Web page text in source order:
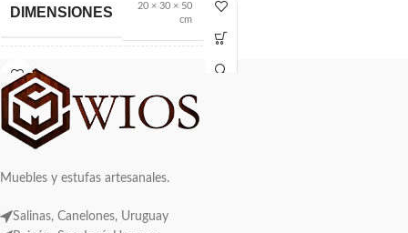
DIMENSIONES
20 × 30 × 50
cm
MARCA
Muebles y estufas artesanales.
Salinas, Canelones, Uruguay